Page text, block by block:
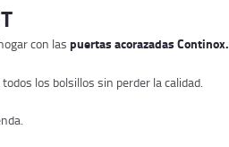
con las puertas acorazadas Continox.
los bolsillos sin perder la calidad.